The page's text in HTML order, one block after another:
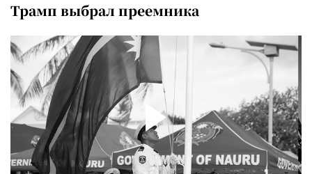
Трамп выбрал преемника